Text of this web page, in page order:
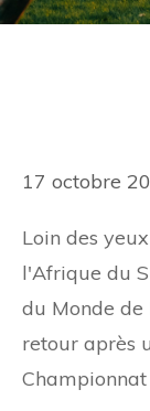
17 octobre
Loin des
l'Afrique du
du Monde de
retour après